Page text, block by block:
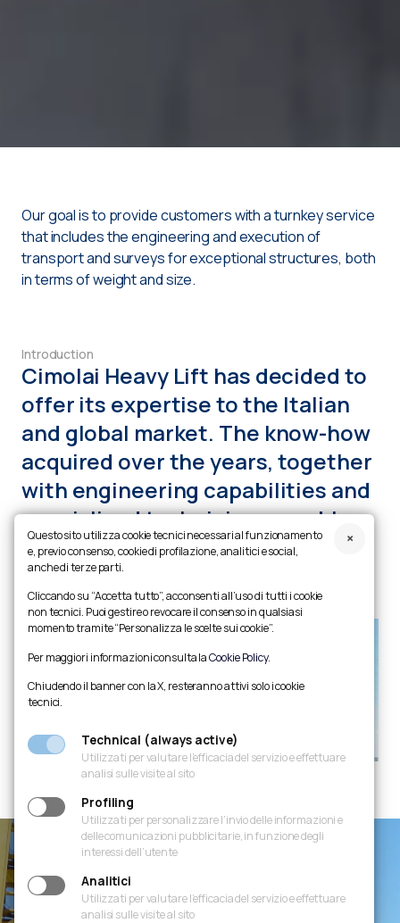
Our goal is to provide customers with a turnkey service
that includes the engineering and execution of
transport and surveys for exceptional structures, both
in terms of weight and size.
Introduction
Cimolai Heavy Lift has decided to
offer its expertise to the Italian
and global market. The know-how
acquired over the years, together
with engineering capabilities and
specialised technicians, enables
the Company to handle any heavy
transport and lifting operations
anywhere in the world.
Experience
Questo sito utilizza cookie tecnici necessari al funzionamento
e, previo consenso, cookie di profilazione, analitici e social,
anche di terze parti.
Cliccando su “Accetta tutto”, acconsenti all’uso di tutti i cookie
non tecnici. Puoi gestire o revocare il consenso in qualsiasi
momento tramite “Personalizza le scelte sui cookie”.
Per maggiori informazioni consulta laCookie Policy.
Chiudendo il banner con la X, resteranno attivi solo i cookie
tecnici.
Technical (always active)
Utilizzati per valutare l’efficacia del servizio e effettuare
analisi sulle visite al sito
Profiling
Utilizzati per personalizzare l’invio delle informazioni e
delle comunicazioni pubblicitarie, in funzione degli
interessi dell’utente
Analitici
Utilizzati per valutare l’efficacia del servizio e effettuare
analisi sulle visite al sito